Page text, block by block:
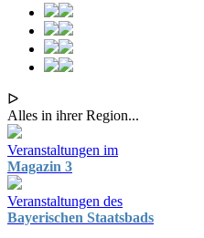
ᐅ
Alles in ihrer Region...
Veranstaltungen im
Magazin 3
Veranstaltungen des
Bayerischen Staatsbads